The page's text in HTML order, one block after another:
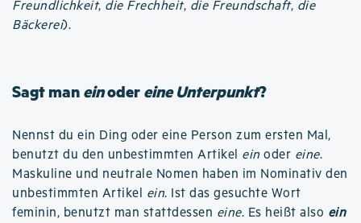
Freundlichkeit, die Frechheit, die Freundschaft, die
Bäckerei).
Sagt maneinodereine Unterpunkt?
Nennst du ein Ding oder eine Person zum ersten Mal,
benutzt du den unbestimmten Artikel ein oder eine.
Maskuline und neutrale Nomen haben im Nominativ den
unbestimmten Artikel ein. Ist das gesuchte Wort
feminin, benutzt man stattdessen eine. Es heißt also ein